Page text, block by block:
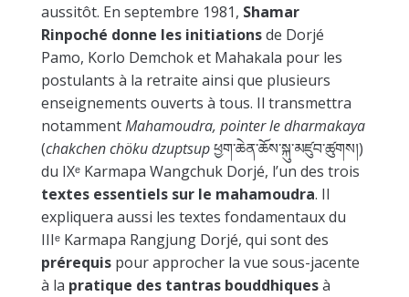
aussitôt. En septembre 1981, Shamar
Rinpoché donne les initiationsde Dorjé
Pamo, Korlo Demchok et Mahakala pour les
postulants à la retraite ainsi que plusieurs
enseignements ouverts à tous. Il transmettra
notammentMahamoudra, pointer le dharmakaya
(chakchen chöku dzuptsupཕྱག་ཆེན་ཆོས་སྐུ་མཛུབ་ཚུགས།)
du IXᵉ Karmapa Wangchuk Dorjé, l’un des trois
textes essentiels sur le mahamoudra. Il
expliquera aussi les textes fondamentaux du
IIIᵉ Karmapa Rangjung Dorjé, qui sont des
prérequispour approcher la vue sous-jacente
à la pratique des tantras bouddhiquesà